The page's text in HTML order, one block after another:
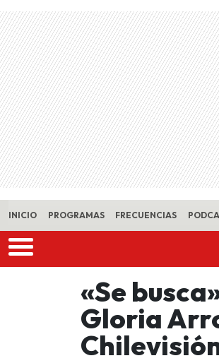
Skip to main content
INICIO PROGRAMAS FRECUENCIAS
«Se
Gloria